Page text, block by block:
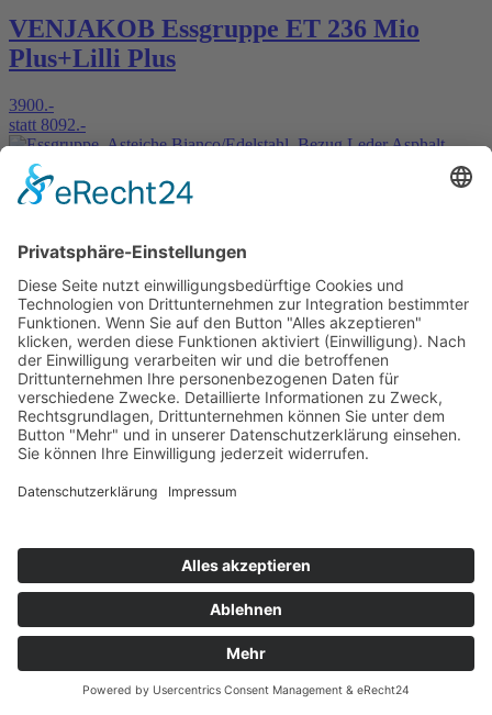
VENJAKOB Essgruppe ET 236 Mio
Plus+Lilli Plus
3900.-
statt 8092.-
INTERLIVING Essgruppe 5503
3700.-
statt 6724.-
GUTMANN Essgruppe Alberta
900.-
statt 1873.-
3200.-
statt 4973.-